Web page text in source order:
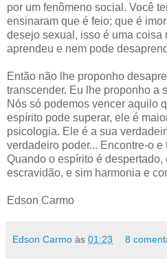
por um fenômeno social. Você
ensinaram que é feio; que é
desejo sexual, isso é uma coisa
aprendeu e nem pode
Então não lhe proponho
transcender. Eu lhe proponho a
Nós só podemos vencer aquilo
espírito pode superar, ele é
psicologia. Ele é a sua
verdadeiro poder... Encontre-o
Quando o espírito é despertado,
escravidão, e sim harmonia e
Edson Carmo
Edson Carmo às 01:23 8